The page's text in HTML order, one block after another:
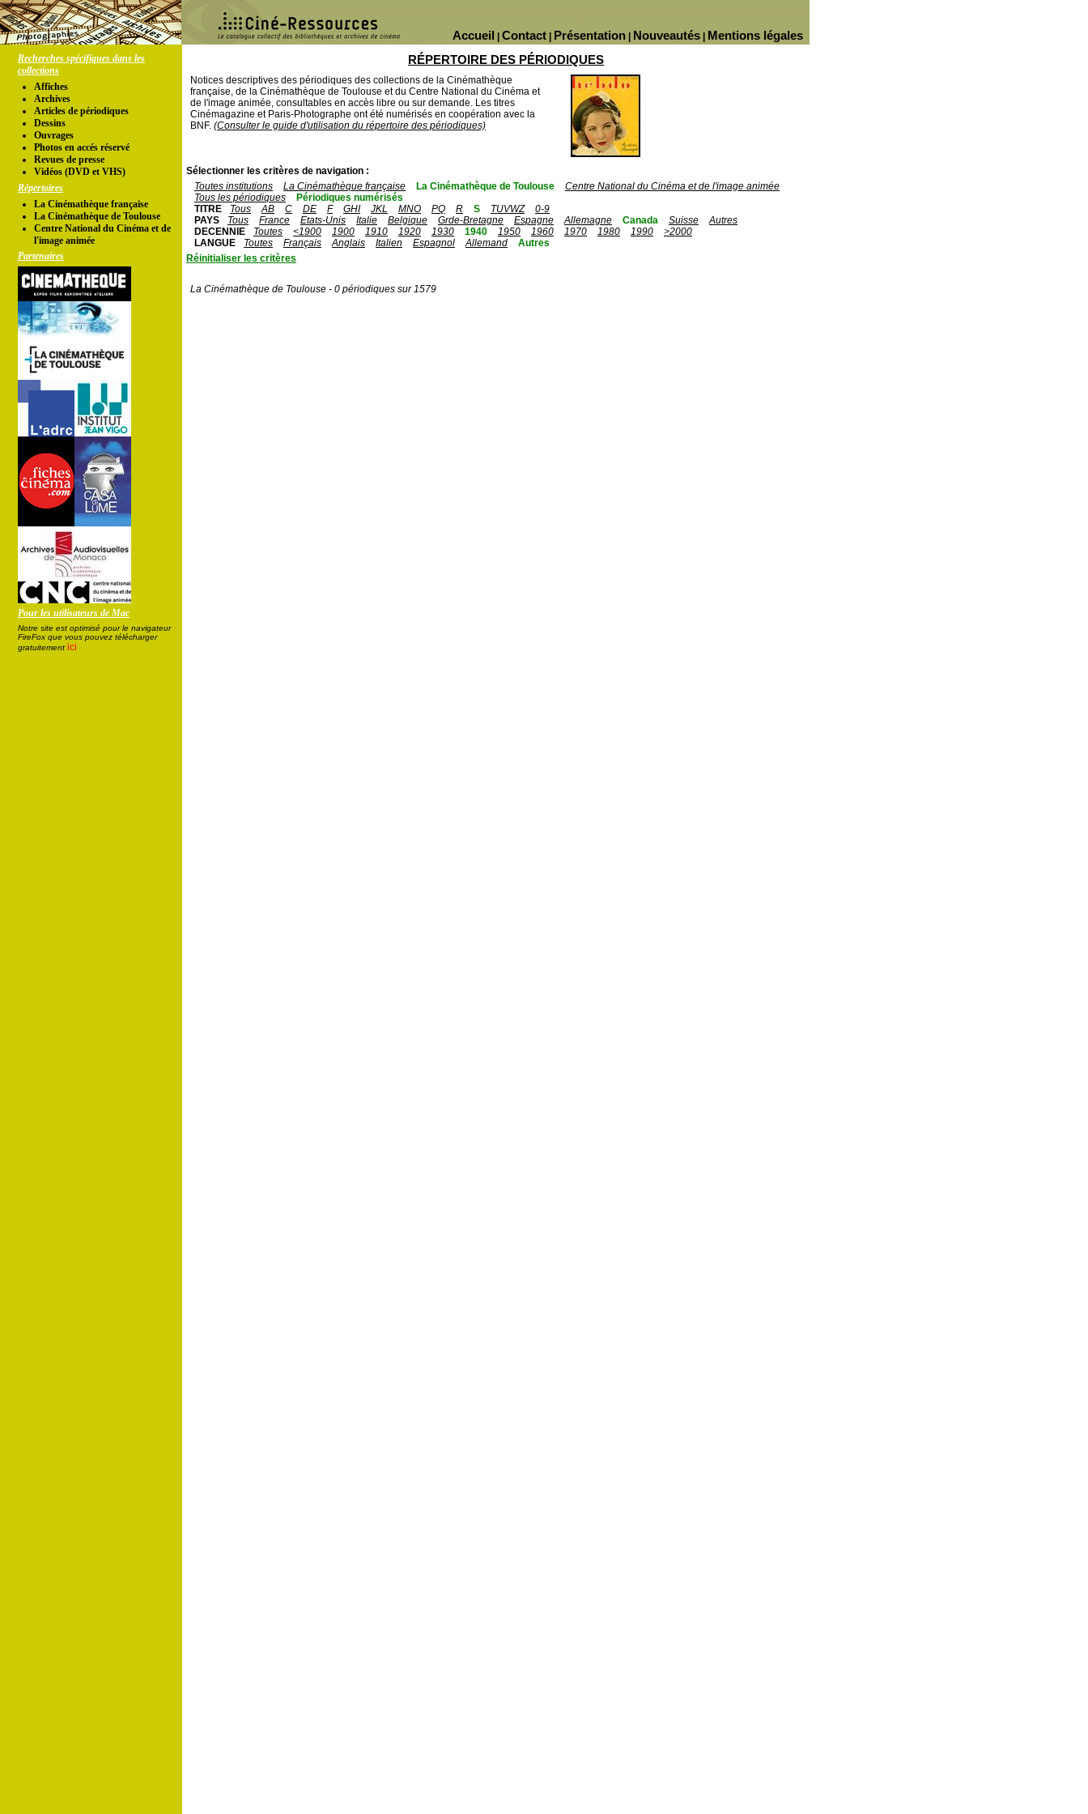
Mentions légales
Nouveautés
Présentation
Contact
Accueil
Recherches spécifiques dans les
collections
Affiches
Archives
Articles de périodiques
Dessins
Ouvrages
Photos en accés réservé
Revues de presse
Vidéos (DVD et VHS)
Répertoires
La Cinémathèque française
La Cinémathèque de Toulouse
Centre National du Cinéma et de
l'image animée
Partenaires
Pour les utilisateurs de Mac
Notre site est optimisé pour le navigateur
FireFox que vous pouvez télécharger
gratuitement ici
RÉPERTOIRE DES PÉRIODIQUES
Notices descriptives des périodiques des collections de la Cinémathèque
française, de la Cinémathèque de Toulouse et du Centre National du Cinéma et
de l'image animée, consultables en accès libre ou sur demande. Les titres
Cinémagazine et Paris-Photographe ont été numérisés en coopération avec la
BNF. (Consulter le guide d'utilisation du répertoire des périodiques)
Sélectionner les critères de navigation :
Toutes institutions
La Cinémathèque française La Cinémathèque de Toulouse
Centre National du Cinéma et de l'image animée
Tous les périodiques
Périodiques numérisés
TITRE
Tous AB C DE F GHI JKL MNO PQ R S TUVWZ
0-9
PAYS
Tous France Etats-Unis Italie Belgique Grde-Bretagne Espagne Allemagne Canada Suisse
Autres
DECENNIE
Toutes <1900 1900 1910 1920 1930 1940 1950 1960 1970 1980 1990
>2000
LANGUE
Toutes Français Anglais Italien Espagnol Allemand
Autres
Réinitialiser les critères
La Cinémathèque de Toulouse - 0 périodiques sur 1579